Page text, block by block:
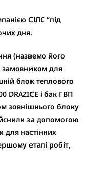
СІЛС “під
дня.
(назвемо його
замовником для
блок теплового
DRAZICE і бак ГВП
зовнішнього блоку
за допомогою
для настінних
етапі робіт,